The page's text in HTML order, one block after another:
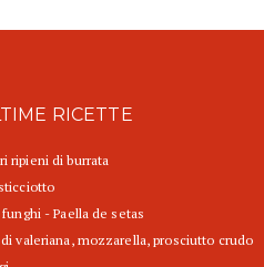
RICETTE
ripieni di burrata
funghi - Paella de setas
valeriana, mozzarella, prosciutto crudo